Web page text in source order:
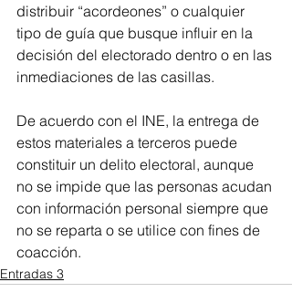
distribuir “acordeones” o cualquier
tipo de guía que busque influir en la
decisión del electorado dentro o en las
inmediaciones de las casillas.
De acuerdo con el INE, la entrega de
estos materiales a terceros puede
constituir un delito electoral, aunque
no se impide que las personas acudan
con información personal siempre que
no se reparta o se utilice con fines de
coacción.
Entradas 3